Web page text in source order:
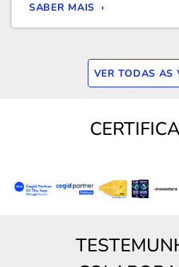
SABER MAIS ›
VER TODAS AS